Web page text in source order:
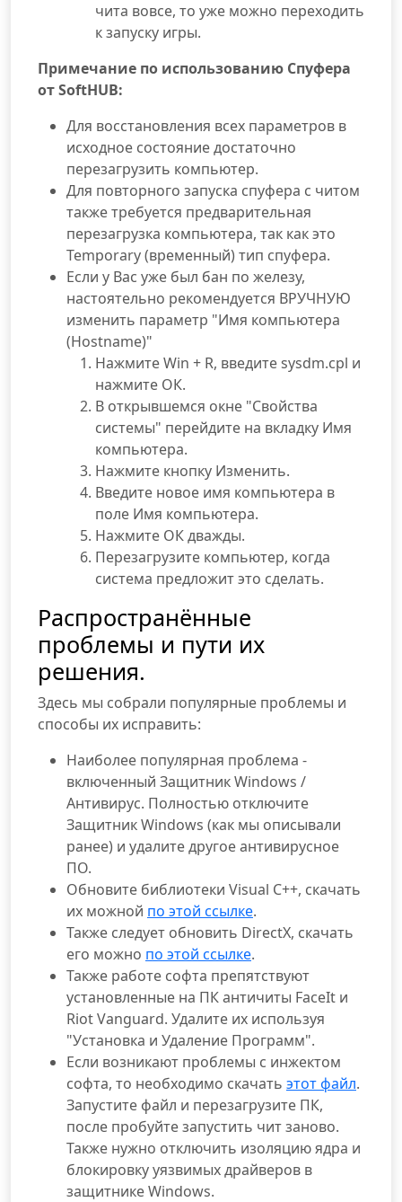
чита вовсе, то уже можно переходить
к запуску игры.
Примечание по использованию Спуфера
от SoftHUB:
Для восстановления всех параметров в
исходное состояние достаточно
перезагрузить компьютер.
Для повторного запуска спуфера с читом
также требуется предварительная
перезагрузка компьютера, так как это
Temporary (временный) тип спуфера.
Если у Вас уже был бан по железу,
настоятельно рекомендуется ВРУЧНУЮ
изменить параметр "Имя компьютера
(Hostname)"
Нажмите Win + R, введите sysdm.cpl и
нажмите ОК.
В открывшемся окне "Свойства
системы" перейдите на вкладку Имя
компьютера.
Нажмите кнопку Изменить.
Введите новое имя компьютера в
поле Имя компьютера.
Нажмите ОК дважды.
Перезагрузите компьютер, когда
система предложит это сделать.
Распространённые
проблемы и пути их
решения.
Здесь мы собрали популярные проблемы и
способы их исправить:
Наиболее популярная проблема -
включенный Защитник Windows /
Антивирус. Полностью отключите
Защитник Windows (как мы описывали
ранее) и удалите другое антивирусное
ПО.
Обновите библиотеки Visual C++, скачать
их можной по этой ссылке.
Также следует обновить DirectX, скачать
его можно по этой ссылке.
Также работе софта препятствуют
установленные на ПК античиты FaceIt и
Riot Vanguard. Удалите их используя
"Установка и Удаление Программ".
Если возникают проблемы с инжектом
софта, то необходимо скачать этот файл.
Запустите файл и перезагрузите ПК,
после пробуйте запустить чит заново.
Также нужно отключить изоляцию ядра и
блокировку уязвимых драйверов в
защитнике Windows.